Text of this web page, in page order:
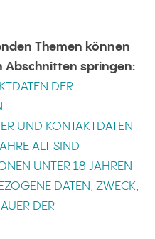
Themen können
Abschnitten springen:
DER
UND KONTAKTDATEN
ALT SIND –
UNTER 18 JAHREN
DATEN, ZWECK,
DER